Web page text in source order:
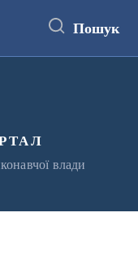
Пошук
влади